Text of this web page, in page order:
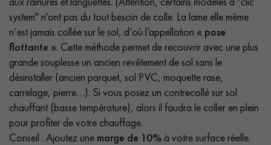
system" n'ont pas du tout besoin de colle. La lame elle même
n’est jamais collée sur le sol, d’où l’appellation « pose
flottante ». Cette méthode permet de recouvrir avec une plus
grande souplesse un ancien revêtement de sol sans le
désinstaller (ancien parquet, sol PVC, moquette rase,
carrelage, pierre…). Si vous posez un contrecollé sur sol
chauffant (basse température), alors il faudra le coller en plein
pour profiter de votre chauffage.
Conseil : Ajoutez une marge de 10% à votre surface réelle.